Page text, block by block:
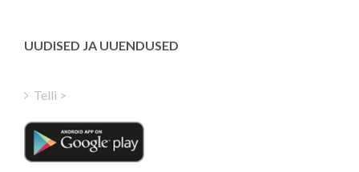
UUDISED JA UUENDUSED
Telli >